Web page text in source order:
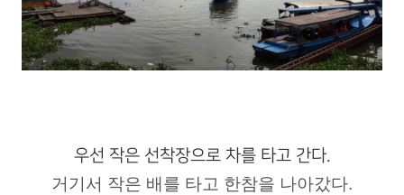
우선 작은 선착장으로 차를 타고 간다.
거기서 작은 배를 타고 한참을 나아갔다.